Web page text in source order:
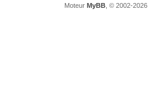
Moteur MyBB, © 2002-2026